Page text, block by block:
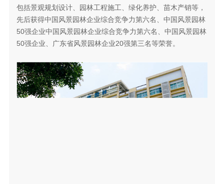
包括景观规划设计、园林工程施工、绿化养护、苗木产销等，
先后获得中国风景园林企业综合竞争力第六名、中国风景园林
50强企业中国风景园林企业综合竞争力第六名、中国风景园林
50强企业、广东省风景园林企业20强第三名等荣誉。